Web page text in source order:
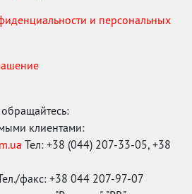
и персональных
клиентами:
Тел: +38 (044) 207-33-05, +38
факс: +38 044 207-97-07